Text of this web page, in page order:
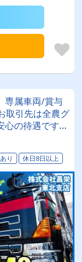
専属車両/賞与
取引先は全農グ
心の待遇です☆
位14位には毎
り 休日8日以上